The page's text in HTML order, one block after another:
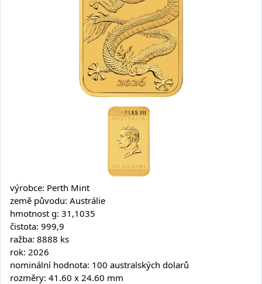
výrobce: Perth Mint
země původu: Austrálie
hmotnost g: 31,1035
čistota: 999,9
ražba: 8888 ks
rok: 2026
nominální hodnota: 100 australských dolarů
rozměry: 41.60 x 24.60 mm